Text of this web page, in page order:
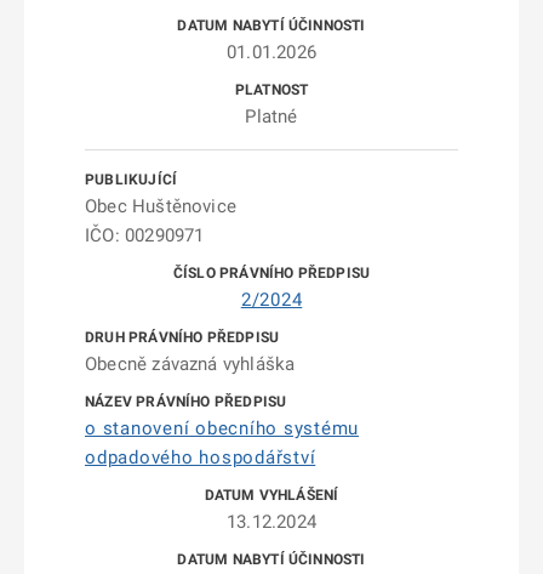
01.01.2026
Platné
Obec Huštěnovice
IČO: 00290971
2/2024
Obecně závazná vyhláška
o stanovení obecního systému
odpadového hospodářství
13.12.2024